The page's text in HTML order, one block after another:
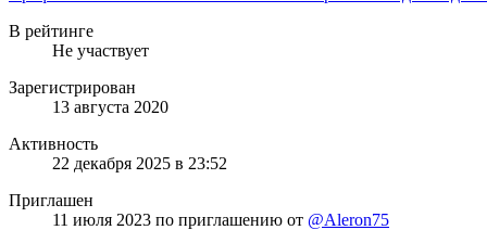
В рейтинге
Не участвует
Зарегистрирован
13 августа 2020
Активность
22 декабря 2025 в 23:52
Приглашен
11 июля 2023 по приглашению от @Aleron75